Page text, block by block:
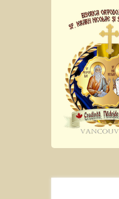
Sf.
Pro.
Romanian